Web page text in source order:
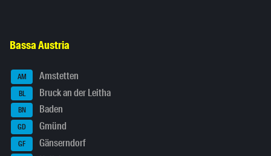
Bassa Austria
AM Amstetten
BL Bruck an der Leitha
BN Baden
GD Gmünd
GF Gänserndorf